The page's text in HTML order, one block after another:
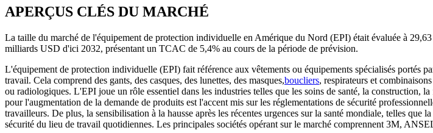
APERÇUS CLÉS DU MARCHÉ
La taille du marché de l'équipement de protection individuelle en Amérique du Nord (EPI) était évaluée à
milliards USD d'ici 2032, présentant un TCAC de 5,4% au cours de la période de prévision.
L'équipement de protection individuelle (EPI) fait référence aux vêtements ou équipements spécialisés portés
travail. Cela comprend des gants, des casques, des lunettes, des masques,boucliers, respirateurs et
ou radiologiques. L'EPI joue un rôle essentiel dans les industries telles que les soins de santé, la
pour l'augmentation de la demande de produits est l'accent mis sur les réglementations de sécurité
travailleurs. De plus, la sensibilisation à la hausse après les récentes urgences sur la santé mondiale, telles
sécurité du lieu de travail quotidiennes. Les principales sociétés opérant sur le marché comprennent 3M,